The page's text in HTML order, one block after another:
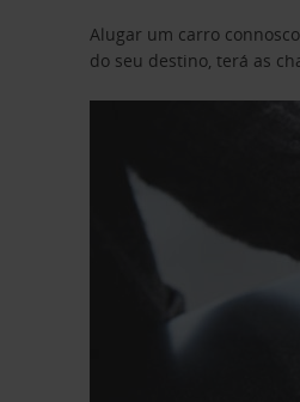
Alugar um carro
do seu destino, terá as